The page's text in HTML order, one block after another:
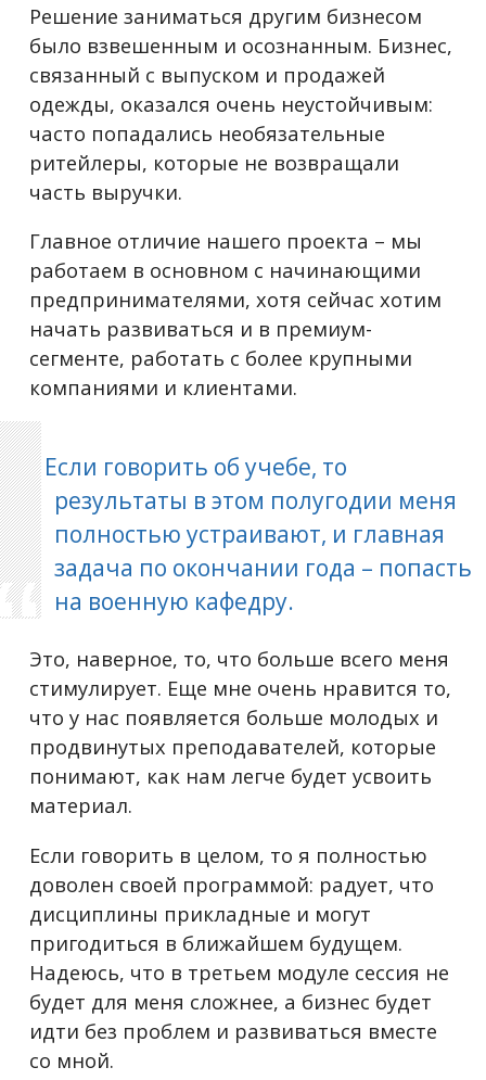
Решение заниматься другим бизнесом
было взвешенным и осознанным. Бизнес,
связанный с выпуском и продажей
одежды, оказался очень неустойчивым:
часто попадались необязательные
ритейлеры, которые не возвращали
часть выручки.
Главное отличие нашего проекта – мы
работаем в основном с начинающими
предпринимателями, хотя сейчас хотим
начать развиваться и в премиум-
сегменте, работать с более крупными
компаниями и клиентами.
Если говорить об учебе, то
результаты в этом полугодии меня
полностью устраивают, и главная
задача по окончании года – попасть
на военную кафедру.
Это, наверное, то, что больше всего меня
стимулирует. Еще мне очень нравится то,
что у нас появляется больше молодых и
продвинутых преподавателей, которые
понимают, как нам легче будет усвоить
материал.
Если говорить в целом, то я полностью
доволен своей программой: радует, что
дисциплины прикладные и могут
пригодиться в ближайшем будущем.
Надеюсь, что в третьем модуле сессия не
будет для меня сложнее, а бизнес будет
идти без проблем и развиваться вместе
со мной.